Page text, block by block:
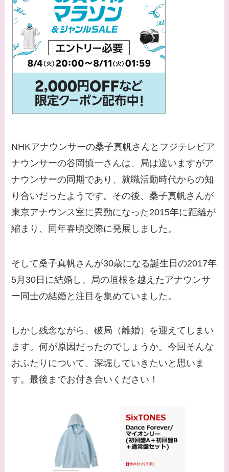
【画像】山田裕貴の家
系図・家族構成は？嫁
西野七瀬との馴れ初め
や現在の活動は？
【画像】平子理沙と似
てる有名人３選！ヒア
ルロン酸で顔が変わっ
【画像】早乙女友貴と
島袋寛子の離婚理由は
なに？2人は現在何し
てる？
【画像】松田賢二と辺
てる？
【画像】野呂佳代と似
との馴れ初めは？
【画像】柴咲コウと似
てる女優３選！結婚し
て旦那がいる？北海道
【画像】中谷美紀と似
てる女優３選！旦那や
子供はいる？砂糖断ち
のきっかけ・効果は？
NHKアナウンサーの桑子真帆さんとフジテレビア
ナウンサーの谷岡慎一さんは、局は違いますがア
ナウンサーの同期であり、就職活動時代からの知
り合いだったようです。その後、桑子真帆さんが
東京アナウンス室に異動になった2015年に距離が
縮まり、同年春頃交際に発展しました。
そして桑子真帆さんが30歳になる誕生日の2017年
5月30日に結婚し、局の垣根を越えたアナウンサ
ー同士の結婚と注目を集めていました。
しかし残念ながら、破局（離婚）を迎えてしまい
ます。何が原因だったのでしょうか。今回そんな
おふたりについて、深堀していきたいと思いま
す。最後までお付き合いください！